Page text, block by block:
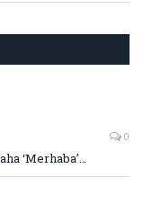
0
‘Merhaba’…